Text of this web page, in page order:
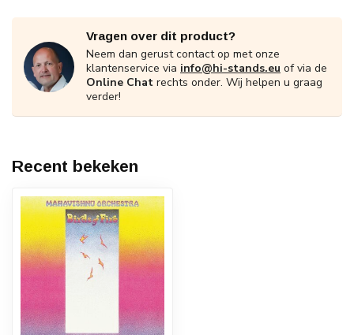
Vragen over dit product?
Neem dan gerust contact op met onze
klantenservice via info@hi-stands.eu of via de
Online Chat rechts onder. Wij helpen u graag
verder!
Recent bekeken